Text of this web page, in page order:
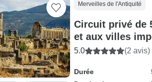
Merveilles de l'Antiquité
Circuit privé de
et aux villes
5.0 (2 avis)
Durée